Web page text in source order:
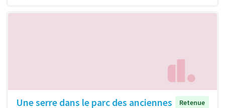
Une serre dans le parc des anciennes
Retenue